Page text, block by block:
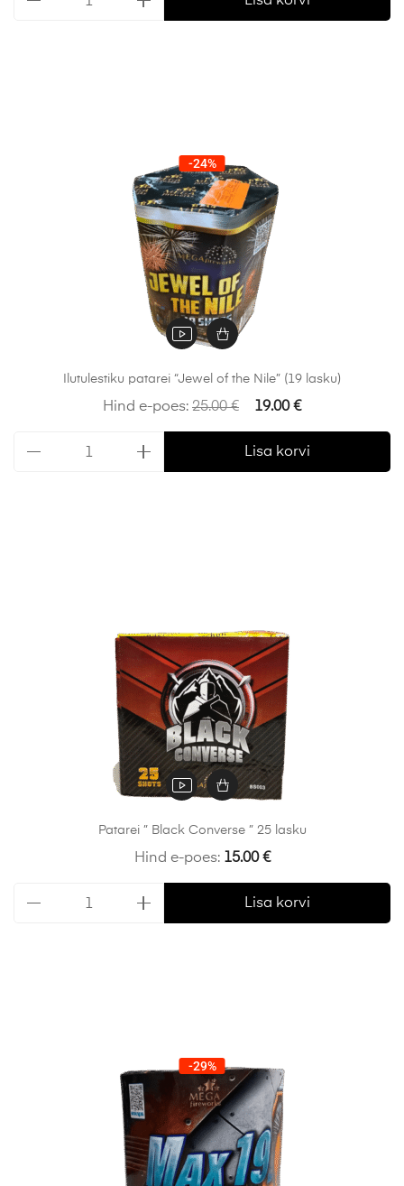
-24%
Ilutulestiku patarei “Jewel of the Nile” (19 lasku)
Hind e-poes: 25.00€ 19.00€
Lisa korvi
Patarei ” Black Converse ” 25 lasku
Hind e-poes: 15.00€
Lisa korvi
-29%